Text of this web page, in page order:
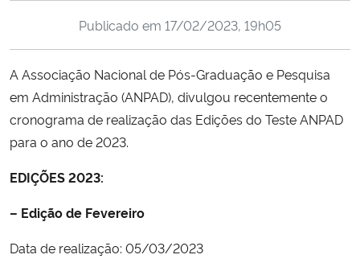
Ministério de Minas e Energia
Ministério da Ciência, Tecnologia, Inovações e Comunicações
Ministério do Meio Ambiente
Ministério do Turismo
Ministério do Desenvolvimento Regional
Publicado em 17/02/2023, 19h05
A Associação Nacional de Pós-Graduação e Pesquisa
em Administração (ANPAD), divulgou recentemente o
cronograma de realização das Edições do Teste ANPAD
para o ano de 2023.
EDIÇÕES 2023:
– Edição de Fevereiro
Data de realização: 05/03/2023